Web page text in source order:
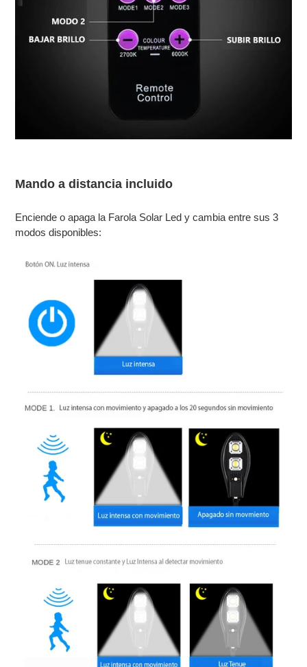
Mando a distancia incluido
Enciende o apaga la Farola Solar Led y cambia entre sus 3
modos disponibles: